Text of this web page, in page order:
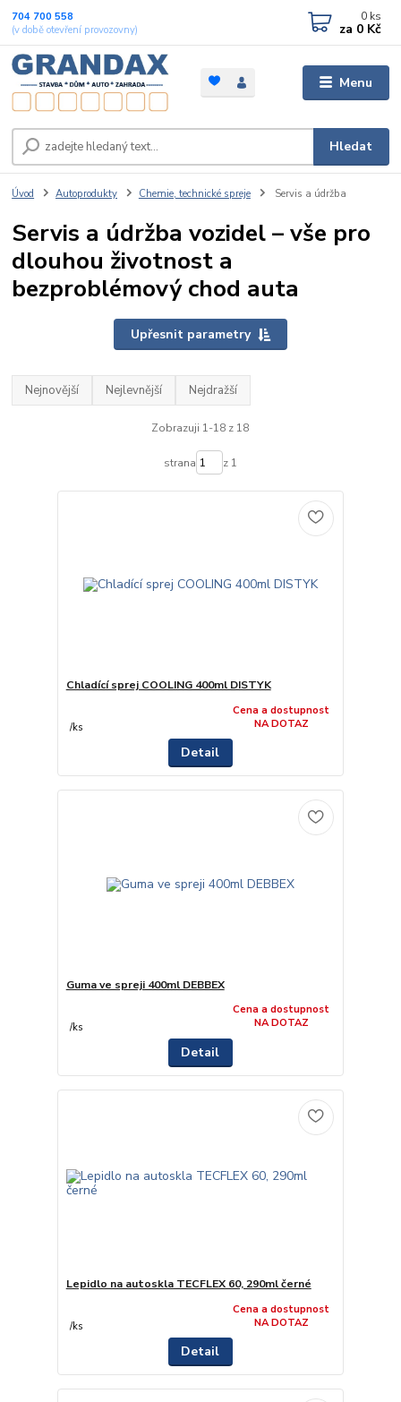
Menu
Hledat
704 700 558
(v době otevření provozovny)
0 ks
za 0 Kč
Úvod Autoprodukty Chemie, technické spreje Servis a údržba
Servis a údržba vozidel – vše pro
dlouhou životnost a
bezproblémový chod auta
Upřesnit parametry
Nejnovější Nejlevnější Nejdražší
Zobrazuji 1-18 z 18
strana z 1
Chladící sprej COOLING 400ml DISTYK
/ks
Cena a dostupnost
NA DOTAZ
Detail
Guma ve spreji 400ml DEBBEX
/ks
Cena a dostupnost
NA DOTAZ
Detail
Lepidlo na autoskla TECFLEX 60, 290ml černé
/ks
Cena a dostupnost
NA DOTAZ
Detail